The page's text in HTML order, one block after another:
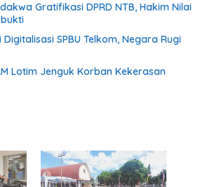
Gratifikasi DPRD NTB, Hakim Nilai
SPBU Telkom, Negara Rugi
Lotim Jenguk Korban Kekerasan